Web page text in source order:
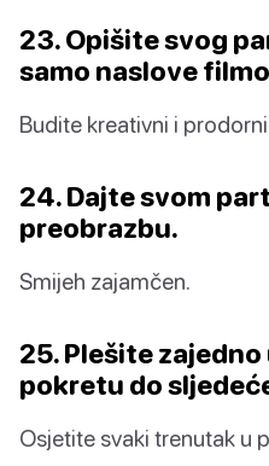
23. Opišite svog
samo naslove
Budite kreativni i
24. Dajte svom
preobrazbu.
Smijeh zajamčen.
25. Plešite
pokretu do
Osjetite svaki trenutak u